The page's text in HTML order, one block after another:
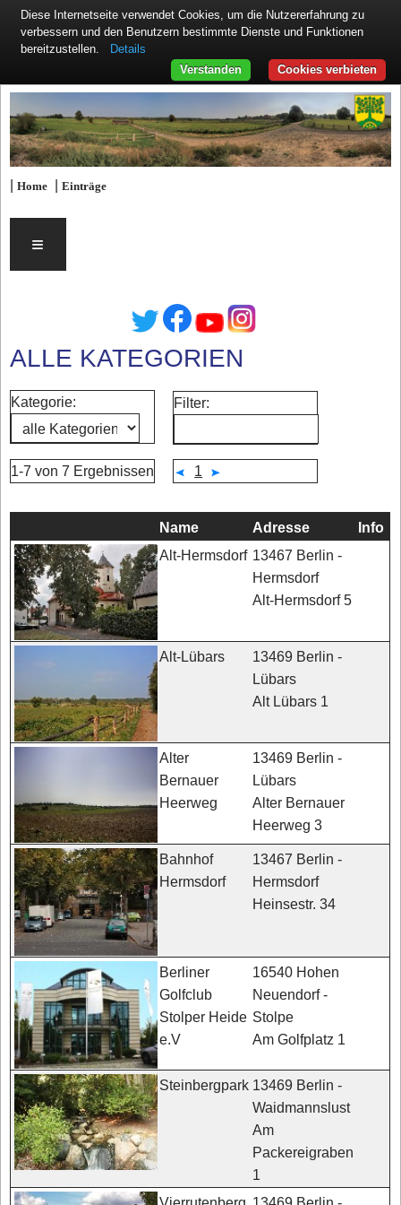
|Home |Einträge
≡
ALLE KATEGORIEN
Kategorie: Filter:
1-7 von 7 Ergebnissen 1
Name Adresse Info
Alt-Hermsdorf 13467 Berlin -
Hermsdorf
Alt-Hermsdorf 5
Alt-Lübars
13469 Berlin -
Lübars
Alt Lübars 1
Alter
Bernauer
Heerweg
13469 Berlin -
Lübars
Alter Bernauer
Heerweg 3
Bahnhof
Hermsdorf
13467 Berlin -
Hermsdorf
Heinsestr. 34
Berliner
Golfclub
Stolper Heide
e.V
16540 Hohen
Neuendorf -
Stolpe
Am Golfplatz 1
Steinbergpark 13469 Berlin -
Waidmannslust
Am
Packereigraben
1
Diese Internetseite verwendet Cookies, um die Nutzererfahrung zu
verbessern und den Benutzern bestimmte Dienste und Funktionen
bereitzustellen.
Details
Cookies verbieten
Verstanden